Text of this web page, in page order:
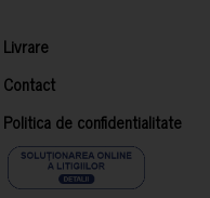
Livrare
Contact
Politica de confidentialitate